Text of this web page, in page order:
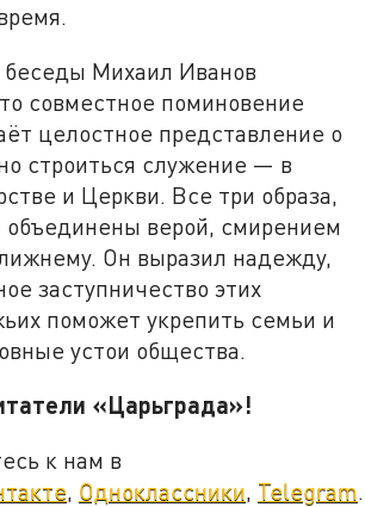
Михаил Иванов
совместное поминовение
целостное представление о
строиться служение — в
и Церкви. Все три образа,
объединены верой, смирением
Он выразил надежду,
заступничество этих
поможет укрепить семьи и
устои общества.
«Царьграда»!
к нам в
, Одноклассники, Telegram.